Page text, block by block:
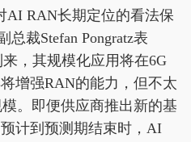
AI RAN长期定位的看法保
总裁Stefan Pongratz表
，其规模化应用将在6G
增强RAN的能力，但不太
。即便供应商推出新的基
计到预测期结束时，AI